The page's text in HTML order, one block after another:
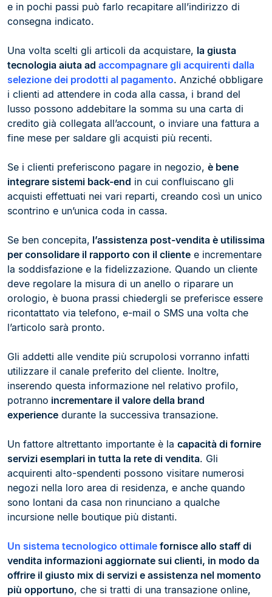
e in pochi passi può farlo recapitare all’indirizzo di
consegna indicato.
Una volta scelti gli articoli da acquistare, la giusta
tecnologia aiuta ad accompagnare gli acquirenti dalla
selezione dei prodotti al pagamento. Anziché obbligare
i clienti ad attendere in coda alla cassa, i brand del
lusso possono addebitare la somma su una carta di
credito già collegata all’account, o inviare una fattura a
fine mese per saldare gli acquisti più recenti.
Se i clienti preferiscono pagare in negozio, è bene
integrare sistemi back-end in cui confluiscano gli
acquisti effettuati nei vari reparti, creando così un unico
scontrino e un’unica coda in cassa.
Se ben concepita, l’assistenza post-vendita è utilissima
per consolidare il rapporto con il cliente e incrementare
la soddisfazione e la fidelizzazione. Quando un cliente
deve regolare la misura di un anello o riparare un
orologio, è buona prassi chiedergli se preferisce essere
ricontattato via telefono, e-mail o SMS una volta che
l’articolo sarà pronto.
Gli addetti alle vendite più scrupolosi vorranno infatti
utilizzare il canale preferito del cliente. Inoltre,
inserendo questa informazione nel relativo profilo,
potranno incrementare il valore della brand
experience durante la successiva transazione.
Un fattore altrettanto importante è la capacità di fornire
servizi esemplari in tutta la rete di vendita. Gli
acquirenti alto-spendenti possono visitare numerosi
negozi nella loro area di residenza, e anche quando
sono lontani da casa non rinunciano a qualche
incursione nelle boutique più distanti.
Un sistema tecnologico ottimale fornisce allo staff di
vendita informazioni aggiornate sui clienti, in modo da
offrire il giusto mix di servizi e assistenza nel momento
più opportuno, che si tratti di una transazione online,